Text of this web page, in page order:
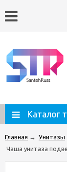
Каталог
Главная → Унитазы
Чаша унитаза